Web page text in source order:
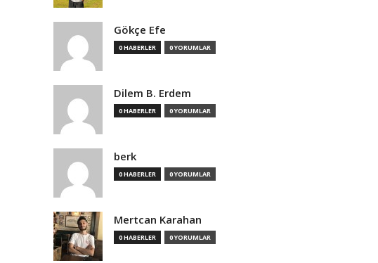
Gökçe Efe
0 HABERLER 0 YORUMLAR
Dilem B. Erdem
0 HABERLER 0 YORUMLAR
berk
0 HABERLER 0 YORUMLAR
Mertcan Karahan
0 HABERLER 0 YORUMLAR